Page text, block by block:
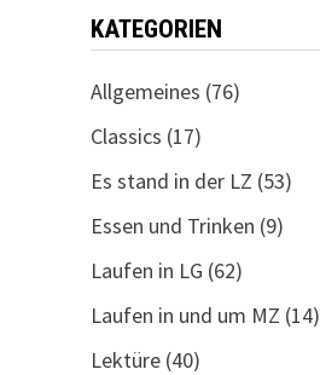
KATEGORIEN
Allgemeines (76)
Classics (17)
Es stand in der LZ (53)
Essen und Trinken (9)
Laufen in LG (62)
Laufen in und um MZ (14)
Lektüre(40)